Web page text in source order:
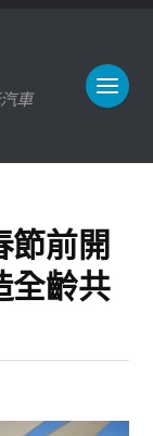
車
節前開
全齡共